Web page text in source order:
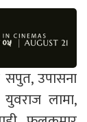
सपुत, उपासना
युवराज लामा,